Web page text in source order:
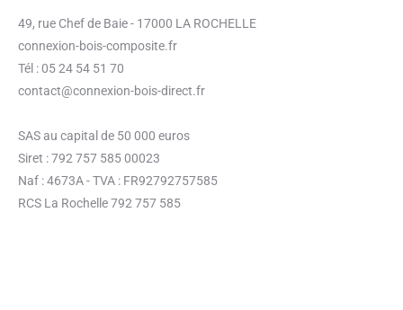
49, rue Chef de Baie - 17000 LA ROCHELLE
connexion-bois-composite.fr
Tél : 05 24 54 51 70
contact@connexion-bois-direct.fr
SAS au capital de 50 000 euros
Siret : 792 757 585 00023
Naf : 4673A - TVA : FR92792757585
RCS La Rochelle 792 757 585